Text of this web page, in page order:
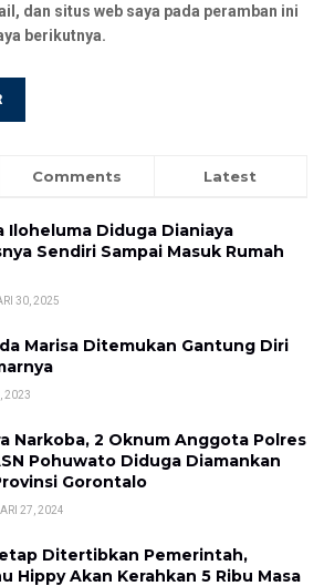
dan situs web saya pada peramban ini
berikutnya.
Comments Latest
Iloheluma Diduga Dianiaya
Sendiri Sampai Masuk Rumah
30, 2025
Marisa Ditemukan Gantung Diri
2023
Narkoba, 2 Oknum Anggota Polres
Pohuwato Diduga Diamankan
Gorontalo
27, 2024
Ditertibkan Pemerintah,
Hippy Akan Kerahkan 5 Ribu Masa